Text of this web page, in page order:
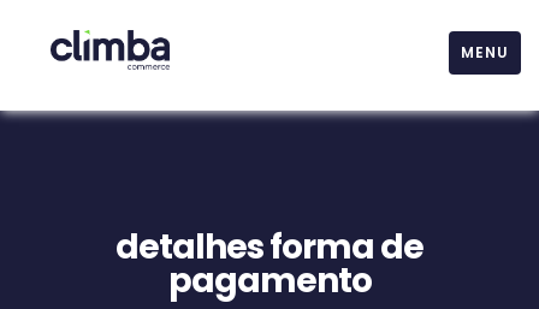
MENU
detalhes forma de
pagamento